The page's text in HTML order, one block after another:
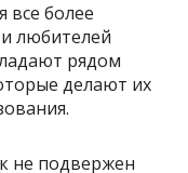
все более
любителей
рядом
делают их
не подвержен